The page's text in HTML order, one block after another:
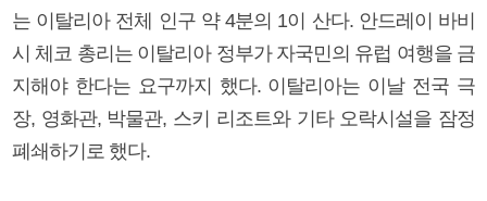
는 이탈리아 전체 인구 약 4분의 1이 산다. 안드레이 바비
시 체코 총리는 이탈리아 정부가 자국민의 유럽 여행을 금
지해야 한다는 요구까지 했다. 이탈리아는 이날 전국 극
장, 영화관, 박물관, 스키 리조트와 기타 오락시설을 잠정
폐쇄하기로 했다.